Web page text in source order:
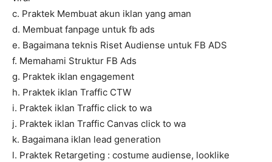
c. Praktek Membuat akun iklan yang aman
d. Membuat fanpage untuk fb ads
e. Bagaimana teknis Riset Audiense untuk FB ADS
f. Memahami Struktur FB Ads
g. Praktek iklan engagement
h. Praktek iklan Traffic CTW
i. Praktek iklan Traffic click to wa
j. Praktek iklan Traffic Canvas click to wa
k. Bagaimana iklan lead generation
l. Praktek Retargeting : costume audiense, looklike